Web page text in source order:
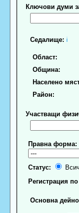
Ключови думи
Седалище: ℹ
Област:
Община:
Населено
Район:
Участващи
Правна форма:
Статус:
Регистрация
Основна